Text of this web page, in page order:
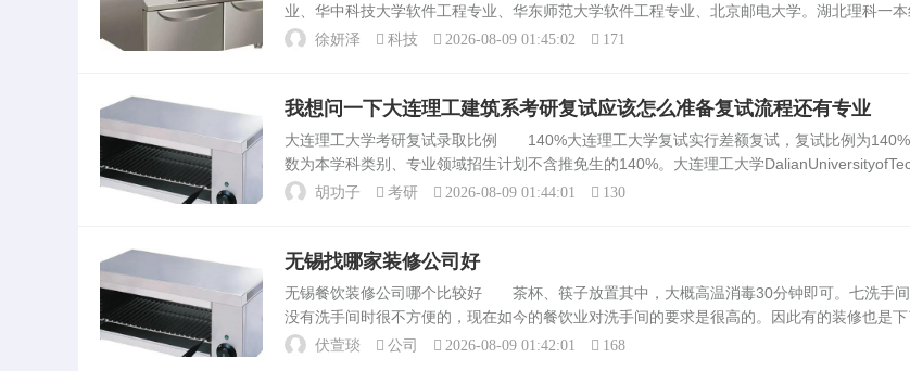
业、华中科技大学软件工程专业、华东师范大学软件工程专业、北京邮电大学。湖北理科一
分，中山大学软件工程专业的录取平均分为590分；在2008年，湖北一本线为548分，而录取
徐妍泽 科技 2026-08-09 01:45:02 171
我想问一下大连理工建筑系考研复试应该怎么准备复试流程还有专业
大连理工大学考研复试录取比例 140%大连理工大学复试实行差额复试，复试比例为140%
数为本学科类别、专业领域招生计划不含推免生的140%。大连理工大学
称“大工”，是中华人民共和国教育部直属的全国重点大学，教育部与国家国防科技工业...
胡功子 考研 2026-08-09 01:44:01 130
无锡找哪家装修公司好
无锡餐饮装修公司哪个比较好 茶杯、筷子放置其中，大概高温消毒30分钟即可。七洗手
没有洗手间时很不方便的，现在如今的餐饮业对洗手间的要求是很高的。因此有的装修也是
的，让人煞费心机。有句玩笑话说到好，饭店哪里最干净——卫生间里最卫生，饭店哪里最
伏萱琰 公司 2026-08-09 01:42:01 168